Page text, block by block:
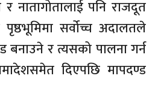
नातागोतालाई पनि राजदूत
सर्वोच्च अदालतले
बनाउने र त्यसको पालना गर्न
दिएपछि मापदण्ड